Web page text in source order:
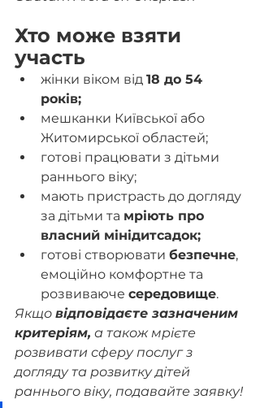
Хто може взяти
участь
жінки віком від 18 до 54
років;
мешканки Київської або
Житомирської областей;
готові працювати з дітьми
раннього віку;
мають пристрасть до догляду
за дітьми та мріють про
власний мінідитсадок;
готові створювати безпечне,
емоційно комфортне та
розвиваюче середовище.
Якщо відповідаєте зазначеним
критеріям, а також мрієте
розвивати сферу послуг з
догляду та розвитку дітей
раннього віку, подавайте заявку!